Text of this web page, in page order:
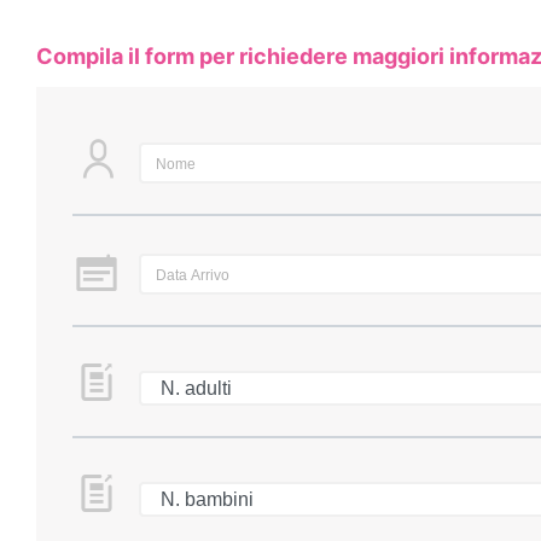
Compila il form per richiedere maggiori